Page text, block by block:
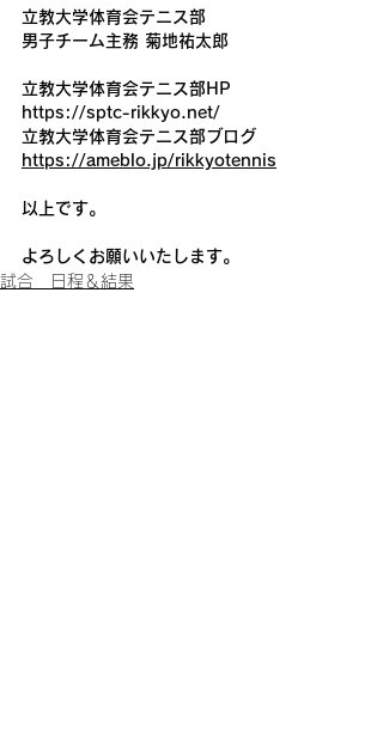
立教大学体育会テニス部
男子チーム主務 菊地祐太郎
立教大学体育会テニス部HP
https://sptc-rikkyo.net/
立教大学体育会テニス部ブログ
https://ameblo.jp/rikkyotennis
以上です。
よろしくお願いいたします。
試合 日程＆結果